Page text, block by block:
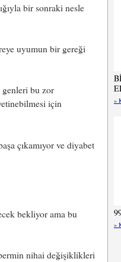
bir sonraki nesle
uyumun bir gereği
genleri bu zor
için
çıkamıyor ve diyabet
bekliyor ama bu
nihai değişiklikleri
»
»